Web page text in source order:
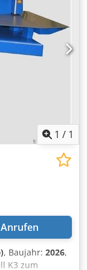
-
- Max.
950 -
(l x b x h) -
[Stk.]: 4
Der
aus dem
1 / 1
Anrufen
, Baujahr: 2026,
K3 zum